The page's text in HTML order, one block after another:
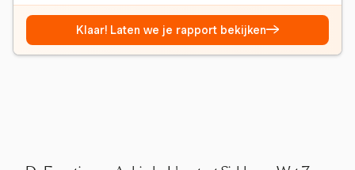
Klaar! Laten we je rapport bekijken→